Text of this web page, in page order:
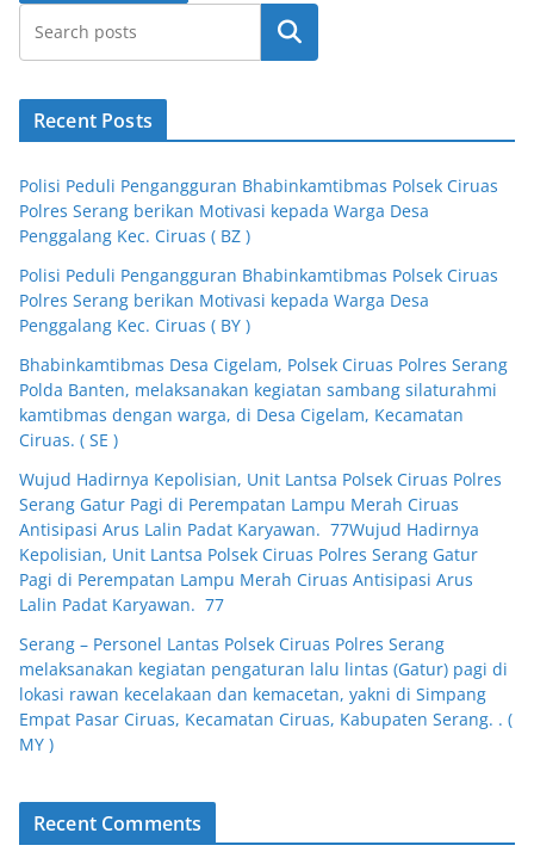
Cari
Recent Posts
Polisi Peduli Pengangguran Bhabinkamtibmas Polsek Ciruas
Polres Serang berikan Motivasi kepada Warga Desa
Penggalang Kec. Ciruas ( BZ )
Polisi Peduli Pengangguran Bhabinkamtibmas Polsek Ciruas
Polres Serang berikan Motivasi kepada Warga Desa
Penggalang Kec. Ciruas ( BY )
Bhabinkamtibmas Desa Cigelam, Polsek Ciruas Polres Serang
Polda Banten, melaksanakan kegiatan sambang silaturahmi
kamtibmas dengan warga, di Desa Cigelam, Kecamatan
Ciruas. ( SE )
Wujud Hadirnya Kepolisian, Unit Lantsa Polsek Ciruas Polres
Serang Gatur Pagi di Perempatan Lampu Merah Ciruas
Antisipasi Arus Lalin Padat Karyawan. 77Wujud Hadirnya
Kepolisian, Unit Lantsa Polsek Ciruas Polres Serang Gatur
Pagi di Perempatan Lampu Merah Ciruas Antisipasi Arus
Lalin Padat Karyawan. 77
Serang – Personel Lantas Polsek Ciruas Polres Serang
melaksanakan kegiatan pengaturan lalu lintas (Gatur) pagi di
lokasi rawan kecelakaan dan kemacetan, yakni di Simpang
Empat Pasar Ciruas, Kecamatan Ciruas, Kabupaten Serang. . (
MY )
Recent Comments